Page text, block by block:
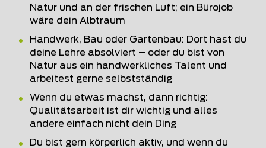
Natur und an der frischen Luft; ein Bürojob
wäre dein Albtraum
Handwerk, Bau oder Gartenbau: Dort hast du
deine Lehre absolviert – oder du bist von
Natur aus ein handwerkliches Talent und
arbeitest gerne selbstständig
Wenn du etwas machst, dann richtig:
Qualitätsarbeit ist dir wichtig und alles
andere einfach nicht dein Ding
Du bist gern körperlich aktiv, und wenn du